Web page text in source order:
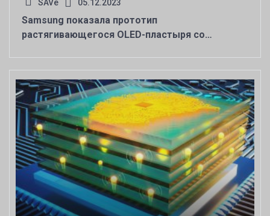
SAVe 05.12.2023
Samsung показала прототип
растягивающегося OLED-пластыря со